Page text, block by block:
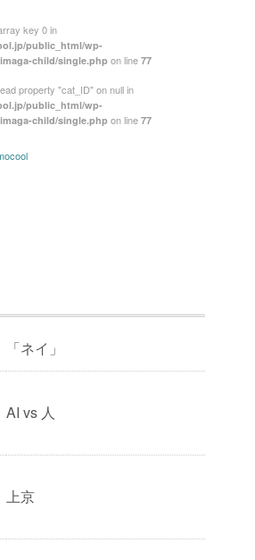
key 0 in
public_html/wp-
child/single.php on line 77
property "cat_ID" on null in
public_html/wp-
child/single.php on line 77
「ネイ」
AI vs 人
上京